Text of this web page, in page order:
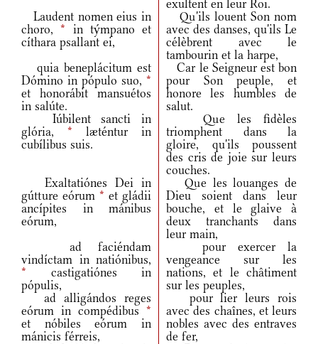
exultent en leur Roi.
Laudent nomen eius in
choro,* in týmpano et
cíthara psallant ei,
Qu'ils louent Son nom
avec des danses, qu'ils Le
célèbrent avec le
tambourin et la harpe,
quia beneplácitum est
Dómino in pópulo suo, *
et honorábit mansuétos
in salúte.
Car le Seigneur est bon
pour Son peuple, et
honore les humbles de
salut.
Iúbilent sancti in
glória, * læténtur in
cubílibus suis.
Que les fidèles
triomphent dans la
gloire, qu'ils poussent
des cris de joie sur leurs
couches.
Exaltatiónes Dei in
gútture eórum * et gládii
ancípites in mánibus
eórum,
Que les louanges de
Dieu soient dans leur
bouche, et le glaive à
deux tranchants dans
leur main,
ad faciéndam
vindíctam in natiónibus,
* castigatiónes in
pópulis,
pour exercer la
vengeance sur les
nations, et le châtiment
sur les peuples,
ad alligándos reges
eórum in compédibus *
et nóbiles eórum in
mánicis férreis,
pour lier leurs rois
avec des chaînes, et leurs
nobles avec des entraves
de fer,